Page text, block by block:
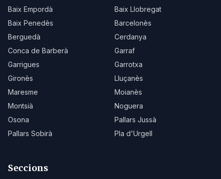
Baix Empordà
Baix Llobregat
Baix Penedès
Barcelonès
Berguedà
Cerdanya
Conca de Barberà
Garraf
Garrigues
Garrotxa
Gironès
Lluçanès
Maresme
Moianès
Montsià
Noguera
Osona
Pallars Jussà
Pallars Sobirà
Pla d'Urgell
Seccions